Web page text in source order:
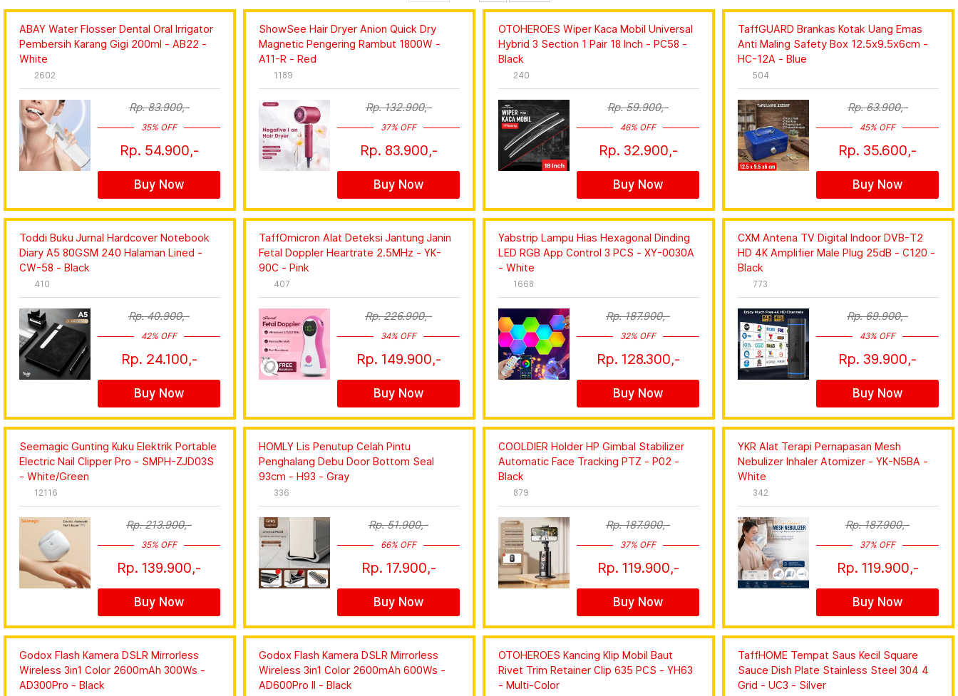
ABAY Water Flosser Dental Oral Irrigator
Pembersih Karang Gigi 200ml - AB22 -
White
2602
Rp. 83.900,-
35% OFF
Rp. 54.900,-
Buy Now
Toddi Buku Jurnal Hardcover Notebook
Diary A5 80GSM 240 Halaman Lined -
CW-58 - Black
410
Rp. 40.900,-
42% OFF
Rp. 24.100,-
Buy Now
Seemagic Gunting Kuku Elektrik Portable
Electric Nail Clipper Pro - SMPH-ZJD03S
- White/Green
12116
Rp. 213.900,-
35% OFF
Rp. 139.900,-
Buy Now
Godox Flash Kamera DSLR Mirrorless
Wireless 3in1 Color 2600mAh 300Ws -
AD300Pro - Black
ShowSee Hair Dryer Anion Quick Dry
Magnetic Pengering Rambut 1800W -
A11-R - Red
1189
Rp. 132.900,-
37% OFF
Rp. 83.900,-
Buy Now
TaffOmicron Alat Deteksi Jantung Janin
Fetal Doppler Heartrate 2.5MHz - YK-
90C - Pink
407
Rp. 226.900,-
34% OFF
Rp. 149.900,-
Buy Now
HOMLY Lis Penutup Celah Pintu
Penghalang Debu Door Bottom Seal
93cm - H93 - Gray
336
Rp. 51.900,-
66% OFF
Rp. 17.900,-
Buy Now
Godox Flash Kamera DSLR Mirrorless
Wireless 3in1 Color 2600mAh 600Ws -
AD600Pro II - Black
OTOHEROES Wiper Kaca Mobil Universal
Hybrid 3 Section 1 Pair 18 Inch - PC58 -
Black
240
Rp. 59.900,-
46% OFF
Rp. 32.900,-
Buy Now
Yabstrip Lampu Hias Hexagonal Dinding
LED RGB App Control 3 PCS - XY-0030A
- White
1668
Rp. 187.900,-
32% OFF
Rp. 128.300,-
Buy Now
COOLDIER Holder HP Gimbal Stabilizer
Automatic Face Tracking PTZ - P02 -
Black
879
Rp. 187.900,-
37% OFF
Rp. 119.900,-
Buy Now
OTOHEROES Kancing Klip Mobil Baut
Rivet Trim Retainer Clip 635 PCS - YH63
- Multi-Color
TaffGUARD Brankas Kotak Uang Emas
Anti Maling Safety Box 12.5x9.5x6cm -
HC-12A - Blue
504
Rp. 63.900,-
45% OFF
Rp. 35.600,-
Buy Now
CXM Antena TV Digital Indoor DVB-T2
HD 4K Amplifier Male Plug 25dB - C120 -
Black
773
Rp. 69.900,-
43% OFF
Rp. 39.900,-
Buy Now
YKR Alat Terapi Pernapasan Mesh
Nebulizer Inhaler Atomizer - YK-N5BA -
White
342
Rp. 187.900,-
37% OFF
Rp. 119.900,-
Buy Now
TaffHOME Tempat Saus Kecil Square
Sauce Dish Plate Stainless Steel 304 4
Grid - UC3 - Silver